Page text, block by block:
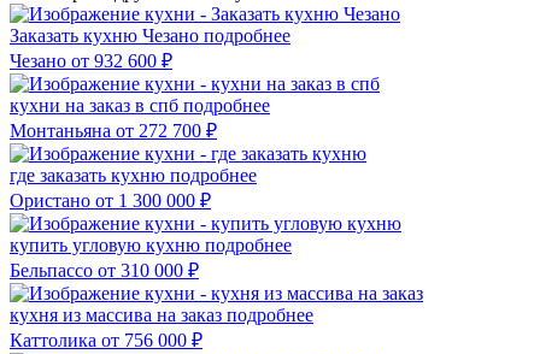
Заказать кухню Чезано подробнее
Чезано от 932 600 ₽
кухни на заказ в спб подробнее
Монтаньяна от 272 700 ₽
где заказать кухню подробнее
Ористано от 1 300 000 ₽
купить угловую кухню подробнее
Бельпассо от 310 000 ₽
кухня из массива на заказ подробнее
Каттолика от 756 000 ₽